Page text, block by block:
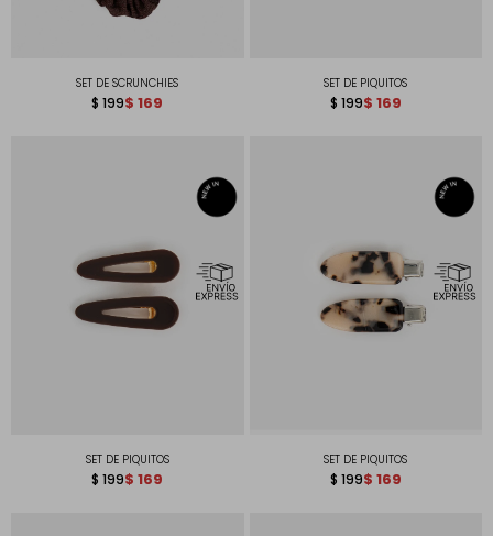
SET DE SCRUNCHIES
$ 199$ 169
SET DE PIQUITOS
$ 199$ 169
SET DE PIQUITOS
$ 199$ 169
SET DE PIQUITOS
$ 199$ 169